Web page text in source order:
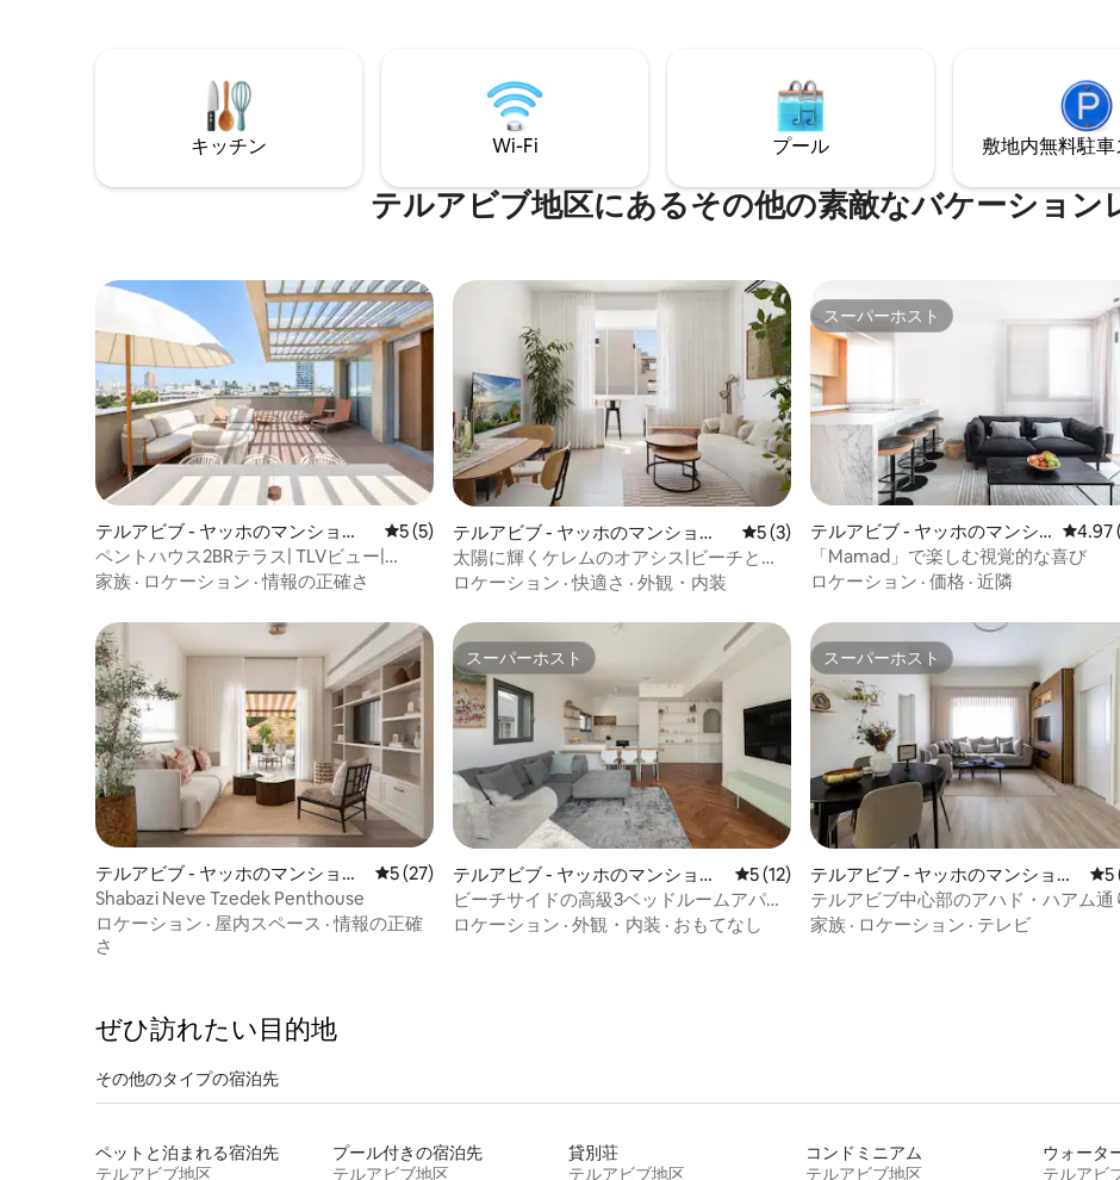
ルの法律で義務付けられている場合（イ
スラエル国民および労働ビザを持つゲス
ト）、ご予約に17%のVAT（付加価値税）
が加算されますのでご了承ください。 現
れ、完璧にデザインされたこのブティッ
クアパートメントは至宝です。天然素
ならない、夢にふさわしいバケーション
ホームにしています！ - 2ベッドルーム（1
号：クイーンサイズベッド、2号：フルサ
イズベッド） 設備の充実したシェフ仕様
のキッチン 穏やかなバルコニー 指定され
たワークスペース スマートテレビ、高速
Wi-Fi 全室セントラルヒーティング/エアコ
ン 洗濯機/乾燥機/アイロン - 食洗機 すべ
ての窓から美しい庭園の景色を眺めるこ
とができます。 地元のアーティストやデ
ザイナーの作品を取り入れたシックでモ
ダンなデザイン ゲストはアパートのすべ
てを楽しむことができます。 チェックイ
ン時または滞在中に直接お出迎えし、テ
ルアビブでのリラックスした便利な体験
をお楽しみいただけるようにいたしま
す。 寝室からは、歴史的なトルンペルド
ール墓地が見渡せます。ランドマークで
あり、イスラエルの伝説であるビアリ
ク、ディゼンゴフ、アリック・アインシ
ュタインなどの最後の安息地であり、歴
史マニアや小さなグループによって探さ
れるイスラエルの歴史の一部である、本
当に特別な場所です。 ホヴェヴァイ・ツ
ィオン通りはテルアビブで最も有名な大
通りの1つで、中心部にありながら静かで
リラックスできます。ビーチまで徒歩圏
内で、ボグラショフのショッピング、カ
フェ、レストランまでわずか数歩です。
バス、タクシー、シティバイク、市内列
車へのアクセスが便利です。 駐車場につ
渡せます。ランドマークであり、イスラ
フ、アリック・アインシュタインなどの
最後の安息地であり、イスラエルの歴史
史マニアや小グループに人気ですが、静
かなため、リラックスしたプライベート
ちの高級で新しく建てられた2ベッドルー
ムのアパートがあります。 *注：建物のす
ぐ後ろ（30 m）にミクラト（シェルタ
ー）があります。
します。テルアビブでの特別な滞在と忘
れられない体験を実現するために、細部
まで心を込めて準備されています。
キッチン Wi-Fi プール 敷地内無料駐⁠車
テルアビブ地区にあるその他の素敵なバケーション
テルアビブ - ヤッホのマンショ
ン・アパート
レビュー5件、5つ星中5つ星の平均評価
5 (5)
ペントハウス2BRテラス| TLVビュー|
MAMAD D 80
家族 · ロケーション ·情報の正確さ
テルアビブ - ヤッホのマンショ
ン・アパート
レビュー3件、5つ星中5つ星の平均評価
5 (3)
太陽に輝くケレムのオアシス|ビーチとシ
ュクまで徒歩
ロケーション ·快適さ · 外観・内装
スーパーホスト
スーパーホスト
テルアビブ - ヤッホのマンシ
ョン・アパート
レビ
4.97
「Mamad」で楽しむ視覚的な喜び
ロケーション · 価格 · 近隣
テルアビブ - ヤッホのマンショ
ン・アパート
レビュー27件、5つ星中5つ星の平均評価
5 (27)
Shabazi Neve Tzedek Penthouse
ロケーション · 屋内スペース ·情報の正確
さ
スーパーホスト
スーパーホスト
テルアビブ - ヤッホのマンショ
ン・アパート
レビュー12件、5つ星中5つ星の平均評価
5 (12)
ビーチサイドの高級3ベッドルームアパー
ト
ロケーション · 外観・内装 · おもてなし
スーパーホスト
スーパーホスト
テルアビブ - ヤッホのマンショ
ン・アパート
レ5
テルアビブ中心部のアハド・ハアム通
にあるシックな宿泊先！
家族 · ロケーション · テレビ
ぜひ訪⁠れ⁠た⁠い目⁠的⁠地
その他のタ⁠イ⁠プ⁠の宿⁠泊⁠先
ペットと泊まれる宿泊先
テルアビブ地区
プール付きの宿泊先
テルアビブ地区
貸別荘
テルアビブ地区
コンドミニアム
テルアビブ地区
テルアビ